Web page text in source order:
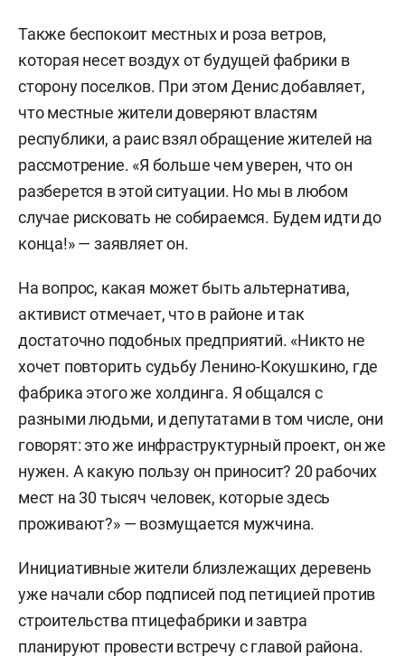
Также беспокоит местных и роза ветров,
которая несет воздух от будущей фабрики в
сторону поселков. При этом Денис добавляет,
что местные жители доверяют властям
республики, а раис взял обращение жителей на
рассмотрение. «Я больше чем уверен, что он
разберется в этой ситуации. Но мы в любом
случае рисковать не собираемся. Будем идти до
конца!» — заявляет он.
На вопрос, какая может быть альтернатива,
активист отмечает, что в районе и так
достаточно подобных предприятий. «Никто не
хочет повторить судьбу Ленино-Кокушкино, где
фабрика этого же холдинга. Я общался с
разными людьми, и депутатами в том числе, они
говорят: это же инфраструктурный проект, он же
нужен. А какую пользу он приносит? 20 рабочих
мест на 30 тысяч человек, которые здесь
проживают?» — возмущается мужчина.
Инициативные жители близлежащих деревень
уже начали сбор подписей под петицией против
строительства птицефабрики и завтра
планируют провести встречу с главой района.